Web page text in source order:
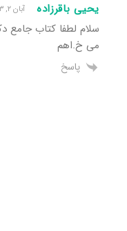
یحیی باقرزاده آبان ۲, ۱۴۰۳ ۸:۵۹ ب٫ظ
سلام لطفا کتاب جامع
می خ.اهم
پاسخ